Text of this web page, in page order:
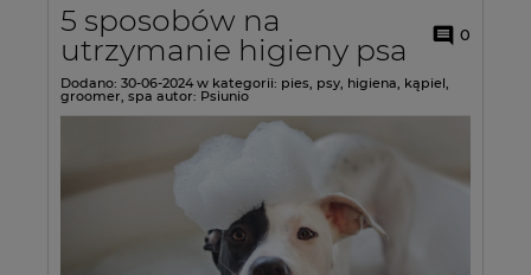
5 sposobów na
utrzymanie higieny psa
0
Dodano: 30-06-2024w kategorii: pies psy higiena kąpiel
groomer spa autor: Psiunio